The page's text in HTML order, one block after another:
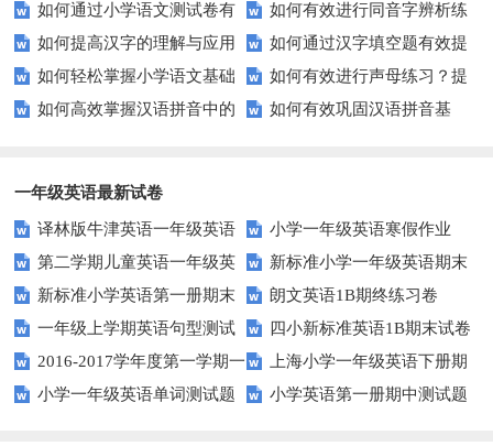
源？
子的句子补全技巧？
如何通过小学语文测试卷有
效提高孩子的阅读与写作技能？
如何有效进行同音字辨析练
习？这些方法让你事半功倍！
如何提高汉字的理解与应用
能力？这里有妙招！
如何通过汉字填空题有效提
升小学生的汉字书写能力？
如何轻松掌握小学语文基础
知识？
如何有效进行声母练习？提
升发音技巧有妙招！
如何高效掌握汉语拼音中的
如何有效巩固汉语拼音基
一年级英语最新试卷
译林版牛津英语一年级英语
1AB测试卷
小学一年级英语寒假作业
第二学期儿童英语一年级英
语期末试卷
新标准小学一年级英语期末
质量检测题
新标准小学英语第一册期末
测试题
朗文英语1B期终练习卷
一年级上学期英语句型测试
题
四小新标准英语1B期末试卷
2016-2017学年度第一学期一
起一年级英语期中试卷
上海小学一年级英语下册期
中试卷
小学一年级英语单词测试题 小学英语第一册期中测试题